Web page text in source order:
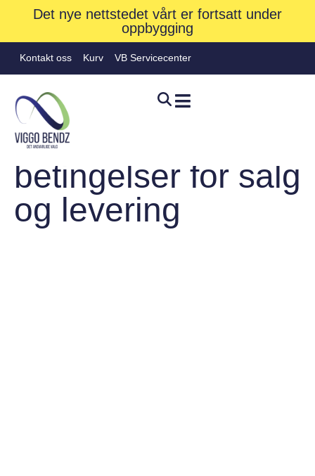
Det nye nettstedet vårt er fortsatt under
oppbygging
Kontakt oss Kurv VB Servicecenter
Vilkår og
betingelser for salg
og levering